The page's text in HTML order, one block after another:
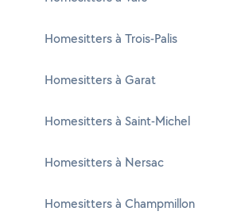
Homesitters à Trois-Palis
Homesitters à Garat
Homesitters à Saint-Michel
Homesitters à Nersac
Homesitters à Champmillon